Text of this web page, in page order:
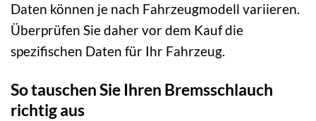
Daten können je nach Fahrzeugmodell variieren.
Überprüfen Sie daher vor dem Kauf die
spezifischen Daten für Ihr Fahrzeug.
So tauschen Sie Ihren Bremsschlauch
richtig aus